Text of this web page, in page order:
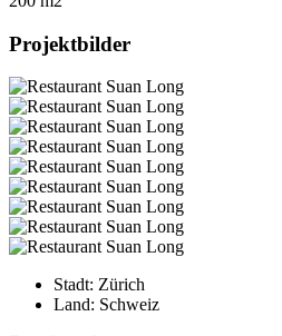
Projektbilder
Stadt: Zürich
Land: Schweiz